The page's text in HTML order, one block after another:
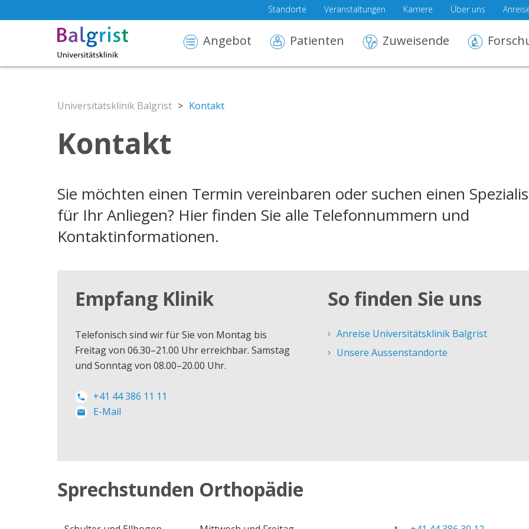
Standorte Veranstaltungen Karriere Über uns
Angebot Patienten Zuweisende
Universitätsklinik Balgrist > Kontakt
Kontakt
Sie möchten einen Termin vereinbaren oder suchen einen
für Ihr Anliegen? Hier finden Sie alle Telefonnummern und
Kontaktinformationen.
Empfang Klinik
Telefonisch sind wir für Sie von Montag bis
Freitag von 06.30–21.00 Uhr erreichbar. Samstag
und Sonntag von 08.00–20.00 Uhr.
+41 44 386 11 11
E-Mail
So finden Sie uns
Anreise Universitätsklinik Balgrist
Unsere Aussenstandorte
Sprechstunden Orthopädie